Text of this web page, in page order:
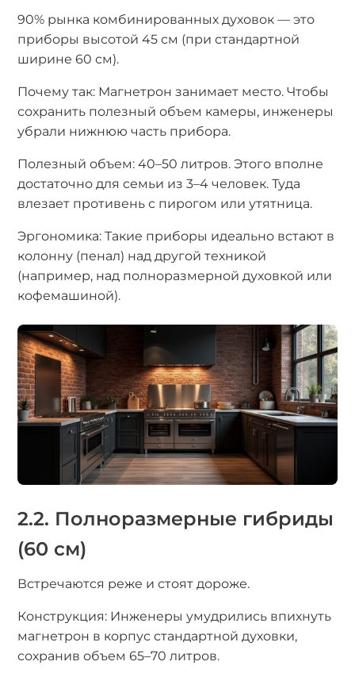
90% рынка комбинированных духовок — это
приборы высотой 45 см (при стандартной
ширине 60 см).
Почему так: Магнетрон занимает место. Чтобы
сохранить полезный объем камеры, инженеры
убрали нижнюю часть прибора.
Полезный объем: 40–50 литров. Этого вполне
достаточно для семьи из 3–4 человек. Туда
влезает противень с пирогом или утятница.
Эргономика: Такие приборы идеально встают в
колонну (пенал) над другой техникой
(например, над полноразмерной духовкой или
кофемашиной).
2.2. Полноразмерные гибриды
(60 см)
Встречаются реже и стоят дороже.
Конструкция: Инженеры умудрились впихнуть
магнетрон в корпус стандартной духовки,
сохранив объем 65–70 литров.